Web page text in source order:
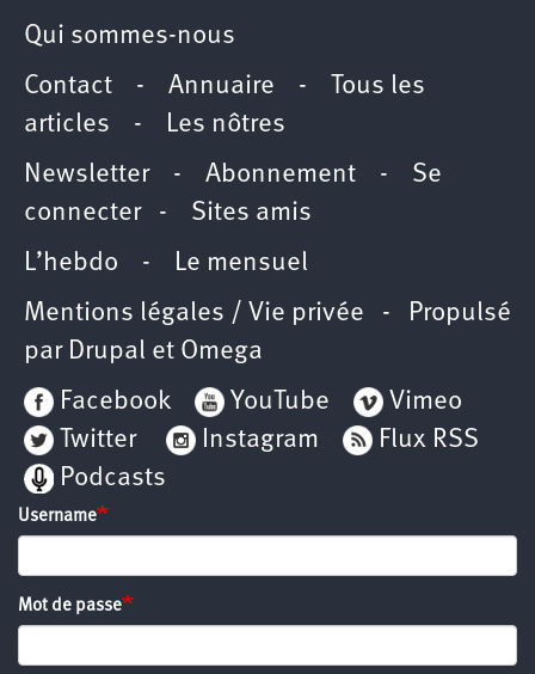
Qui sommes-nous
Contact - Annuaire -
Tous les
articles - Les nôtres
Newsletter- Abonnement - Se
connecter- Sites amis
L’hebdo - Le mensuel
Mentions légales / Vie privée - Propulsé
par Drupal et Omega
Facebook
YouTube
Vimeo
Twitter
Instagram
Flux RSS
Podcasts
Username
Mot de passe